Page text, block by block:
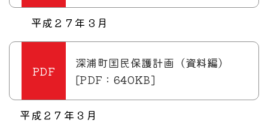
平成２７年３月
深浦町国民保護計画（資料編）
[PDF：640KB]
平成２７年３月